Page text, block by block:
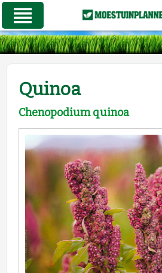
Quinoa
Chenopodium quinoa